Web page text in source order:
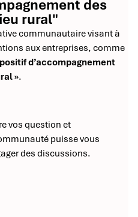
des
rural"
communautaire visant à
aux entreprises, comme
d’accompagnement
».
vos question et
puisse vous
des discussions.